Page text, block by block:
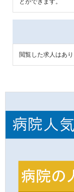
閲覧した求人はあり